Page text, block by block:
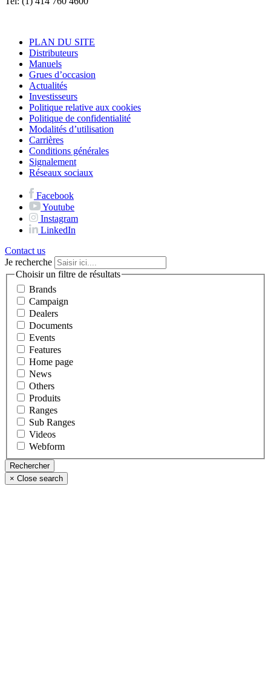
PLAN DU SITE
Distributeurs
Manuels
Grues d’occasion
Actualités
Investisseurs
Politique relative aux cookies
Politique de confidentialité
Modalités d’utilisation
Carrières
Conditions générales
Signalement
Réseaux sociaux
Facebook
Youtube
Instagram
LinkedIn
Contact us
Je recherche
Choisir un filtre de résultats
Brands
Campaign
Dealers
Documents
Events
Features
Home page
News
Others
Produits
Ranges
Sub Ranges
Videos
Webform
× Close search